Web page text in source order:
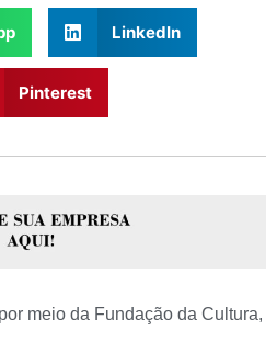
LinkedIn
Pinterest
meio da Fundação da Cultura,